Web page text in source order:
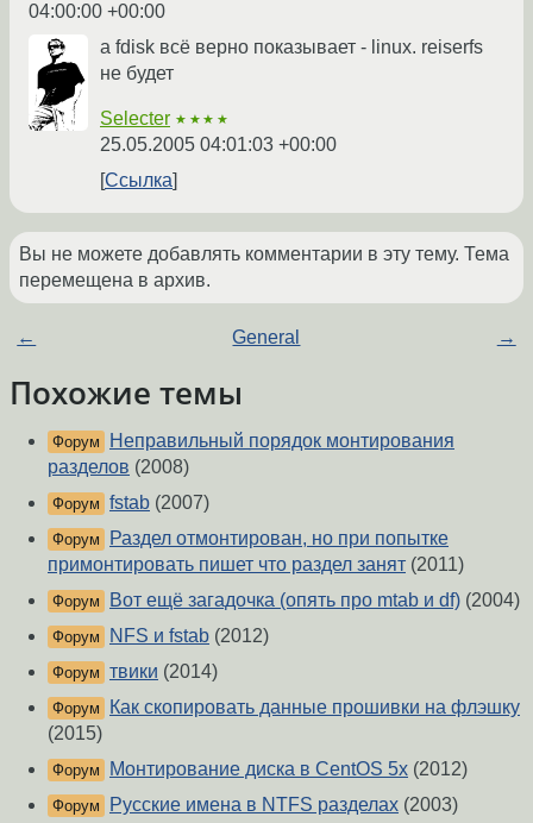
04:00:00 +00:00
а fdisk всё верно показывает - linux. reiserfs
не будет
Selecter ★★★★
25.05.2005 04:01:03 +00:00
Ссылка
Вы не можете добавлять комментарии в эту тему. Тема
перемещена в архив.
← General →
Похожие темы
Форум
Неправильный порядок монтирования
разделов (2008)
Форум fstab (2007)
Форум
Раздел отмонтирован, но при попытке
примонтировать пишет что раздел занят (2011)
Форум Вот ещё загадочка (опять про mtab и df) (2004)
Форум NFS и fstab (2012)
Форум твики (2014)
Форум
Как скопировать данные прошивки на флэшку
(2015)
Форум Монтирование диска в CentOS 5x (2012)
Форум Русские имена в NTFS разделах (2003)